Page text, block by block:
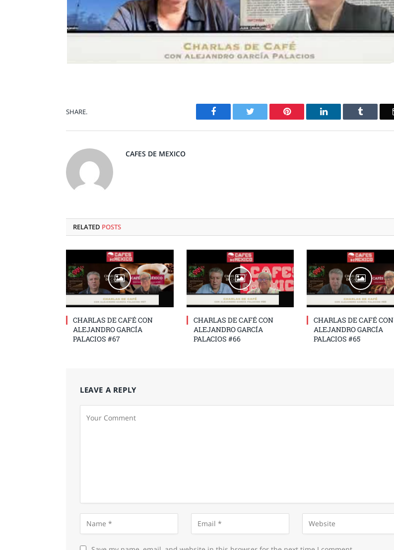
SHARE. Facebook Twitter Pinterest LinkedIn Tumblr
CAFES DE MEXICO
RELATED POSTS
CHARLAS DE CAFÉ CON
ALEJANDRO GARCÍA
PALACIOS #67
CHARLAS DE CAFÉ CON
ALEJANDRO GARCÍA
PALACIOS #66
CHARLAS DE CAFÉ CON
ALEJANDRO GARCÍA
PALACIOS #65
LEAVE A REPLY